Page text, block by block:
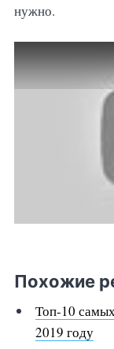
нужно.
Похожие
Топ-10
2019 году